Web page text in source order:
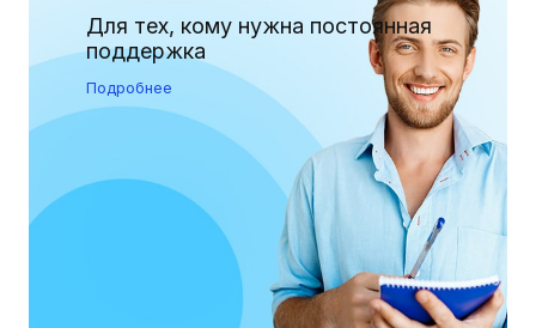
Для тех, кому нужна постоянная
поддержка
Подробнее